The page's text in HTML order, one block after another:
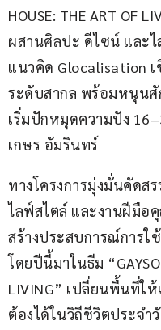
HOUSE: THE ART OF
ผสานศิลปะ ดีไซน์ และ
แนวคิด Glocalisation
ระดับสากล พร้อมหนุน
เริ่มปักหมุดความปัง
เกษร อัมรินทร์
ทางโครงการมุ่งมั่นคัด
ไลฟ์สไตล์ และงานฝีมือ
สร้างประสบการณ์การใ
โดยปีนี้มาในธีม
LIVING” เปลี่ยนพื้นที่ใ
ต้องได้ในวิถีชีวิตประจำ